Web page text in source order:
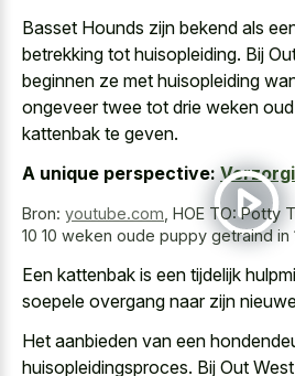
Basset Hounds zijn bekend als
betrekking tot huisopleiding. Bij
beginnen ze met huisopleiding
ongeveer twee tot drie weken
kattenbak te geven.
A unique perspective:
Bron: youtube.com, HOE TO: Potty
10 10 weken oude puppy getraind in
Een kattenbak is een tijdelijk
soepele overgang naar zijn
Het aanbieden van een
huisopleidingsproces. Bij Out